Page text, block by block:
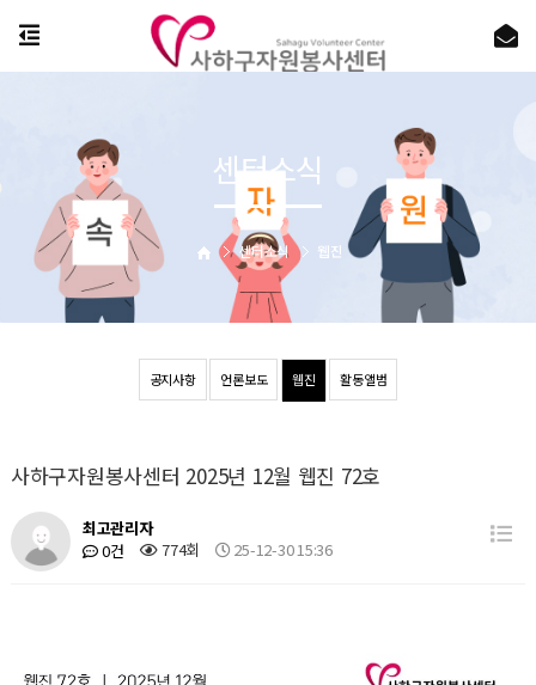
공지사항 언론보도 웹진 활동앨범
센터소식 웹진
센터소식
사하구자원봉사센터 2025년 12월 웹진 72호
최고관리자
0건
774회 25-12-30 15:36